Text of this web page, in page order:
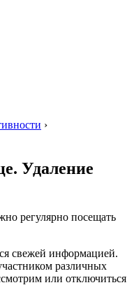
›
Удаление
регулярно посещать
свежей информацией.
различных
или отключиться